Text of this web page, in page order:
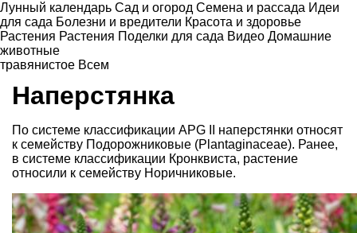
Лунный календарь Сад и огород Семена и рассада Идеи
для сада Болезни и вредители Красота и здоровье
Растения Растения Поделки для сада Видео Домашние
животные
травянистое Всем
Наперстянка
По системе классификации APG II наперстянки относят
к семейству Подорожниковые (Plantaginaceae). Ранее,
в системе классификации Кронквиста, растение
относили к семейству Норичниковые.